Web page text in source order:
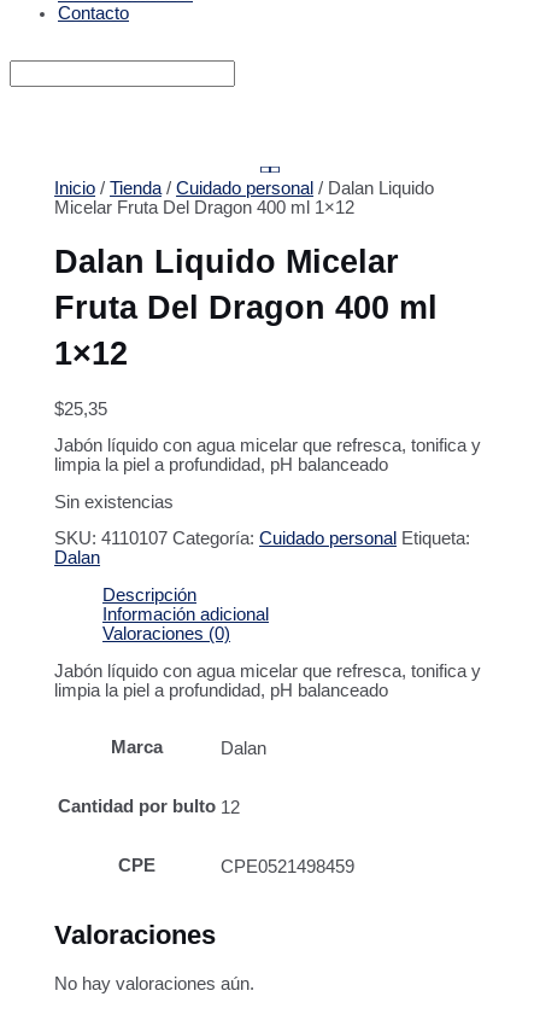
Contacto
Inicio /Tienda /Cuidado personal / Dalan Liquido
Micelar Fruta Del Dragon 400 ml 1×12
Dalan Liquido Micelar
Fruta Del Dragon 400 ml
1×12
$25,35
Jabón líquido con agua micelar que refresca, tonifica y
limpia la piel a profundidad, pH balanceado
Sin existencias
SKU:4110107 Categoría:Cuidado personal Etiqueta:
Dalan
Descripción
Información adicional
Valoraciones (0)
Jabón líquido con agua micelar que refresca, tonifica y
limpia la piel a profundidad, pH balanceado
Marca Dalan
Cantidad por bulto 12
CPE CPE0521498459
Valoraciones
No hay valoraciones aún.